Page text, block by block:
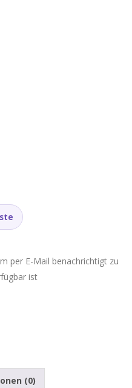
per E-Mail benachrichtigt zu
ist
(0)